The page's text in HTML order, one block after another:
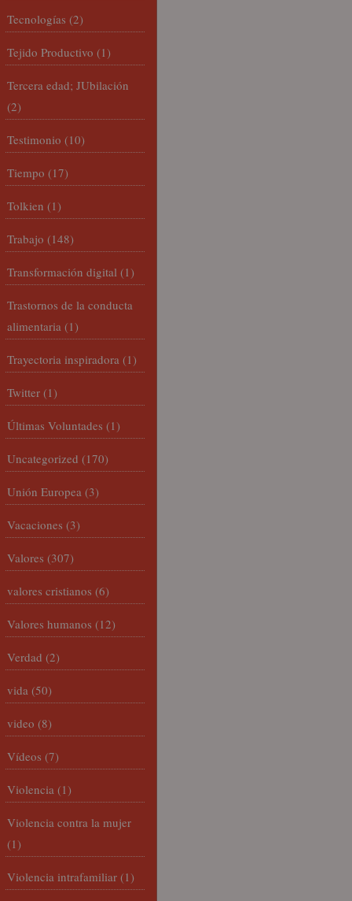
Tecnologías (2)
Tejido Productivo (1)
Tercera edad; JUbilación
(2)
Testimonio (10)
Tiempo (17)
Tolkien (1)
Trabajo (148)
Transformación digital (1)
Trastornos de la conducta
alimentaria (1)
Trayectoria inspiradora (1)
Twitter (1)
Últimas Voluntades (1)
Uncategorized (170)
Unión Europea (3)
Vacaciones (3)
Valores (307)
valores cristianos (6)
Valores humanos (12)
Verdad (2)
vida (50)
video (8)
Vídeos (7)
Violencia (1)
Violencia contra la mujer
(1)
Violencia intrafamiliar (1)